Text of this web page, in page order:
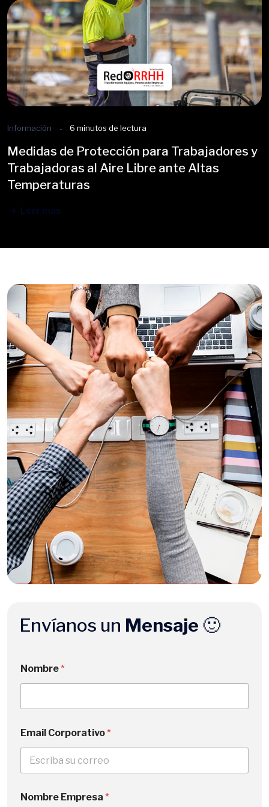
Información 6 minutos de lectura
Medidas de Protección para Trabajadores y
Trabajadoras al Aire Libre ante Altas
Temperaturas
Leer mas
Envíanos un Mensaje 🙂
*
*
Nombre*
Email Corporativo*
Nombre Empresa *